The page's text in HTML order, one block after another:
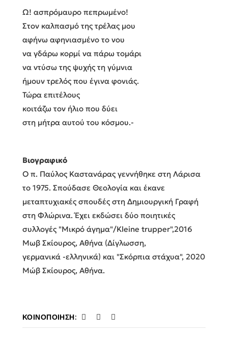
Ω! ασπρόμαυρο πεπρωμένο!
Στον καλπασμό της τρέλας μου
αφήνω αφηνιασμένο το νου
να γδάρω κορμί να πάρω τομάρι
να ντύσω της ψυχής τη γύμνια
ήμουν τρελός που έγινα φονιάς.
Τώρα επιτέλους
κοιτάζω τον ήλιο που δύει
στη μήτρα αυτού του κόσμου.-
Βιογραφικό
Ο π. Παύλος Καστανάρας γεννήθηκε στη Λάρισα
το 1975. Σπούδασε Θεολογία και έκανε
μεταπτυχιακές σπουδές στη Δημιουργική Γραφή
στη Φλώρινα. Έχει εκδώσει δύο ποιητικές
συλλογές "Μικρό άγημα"/Kleine trupper",2016
Μωβ Σκίουρος, Αθήνα (Δίγλωσση,
γερμανικά -ελληνικά) και "Σκόρπια στάχυα", 2020
Μώβ Σκίουρος, Αθήνα.
ΚΟΙΝΟΠΟΊΗΣΗ: